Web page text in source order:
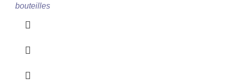
bouteilles